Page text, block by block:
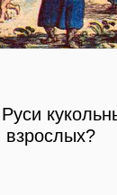
взрослых?